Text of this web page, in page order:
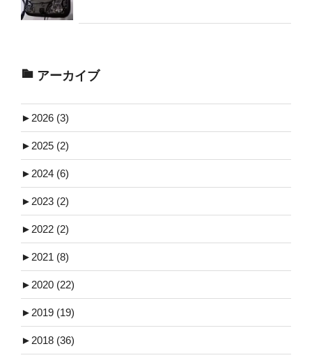
アーカイブ
► 2026 (3)
► 2025 (2)
► 2024 (6)
► 2023 (2)
► 2022 (2)
► 2021 (8)
► 2020 (22)
► 2019 (19)
► 2018 (36)